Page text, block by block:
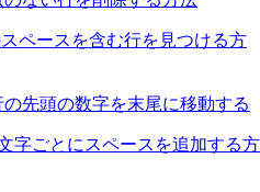
ペースを含む行を見つける方
先頭の数字を末尾に移動する
字ごとにスペースを追加する方